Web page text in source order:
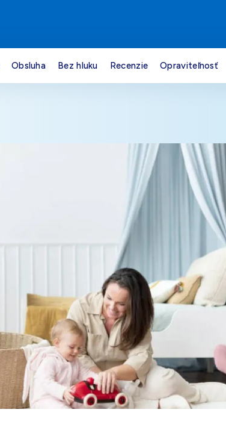
Obsluha Bez hluku Recenzie Opraviteľnosť